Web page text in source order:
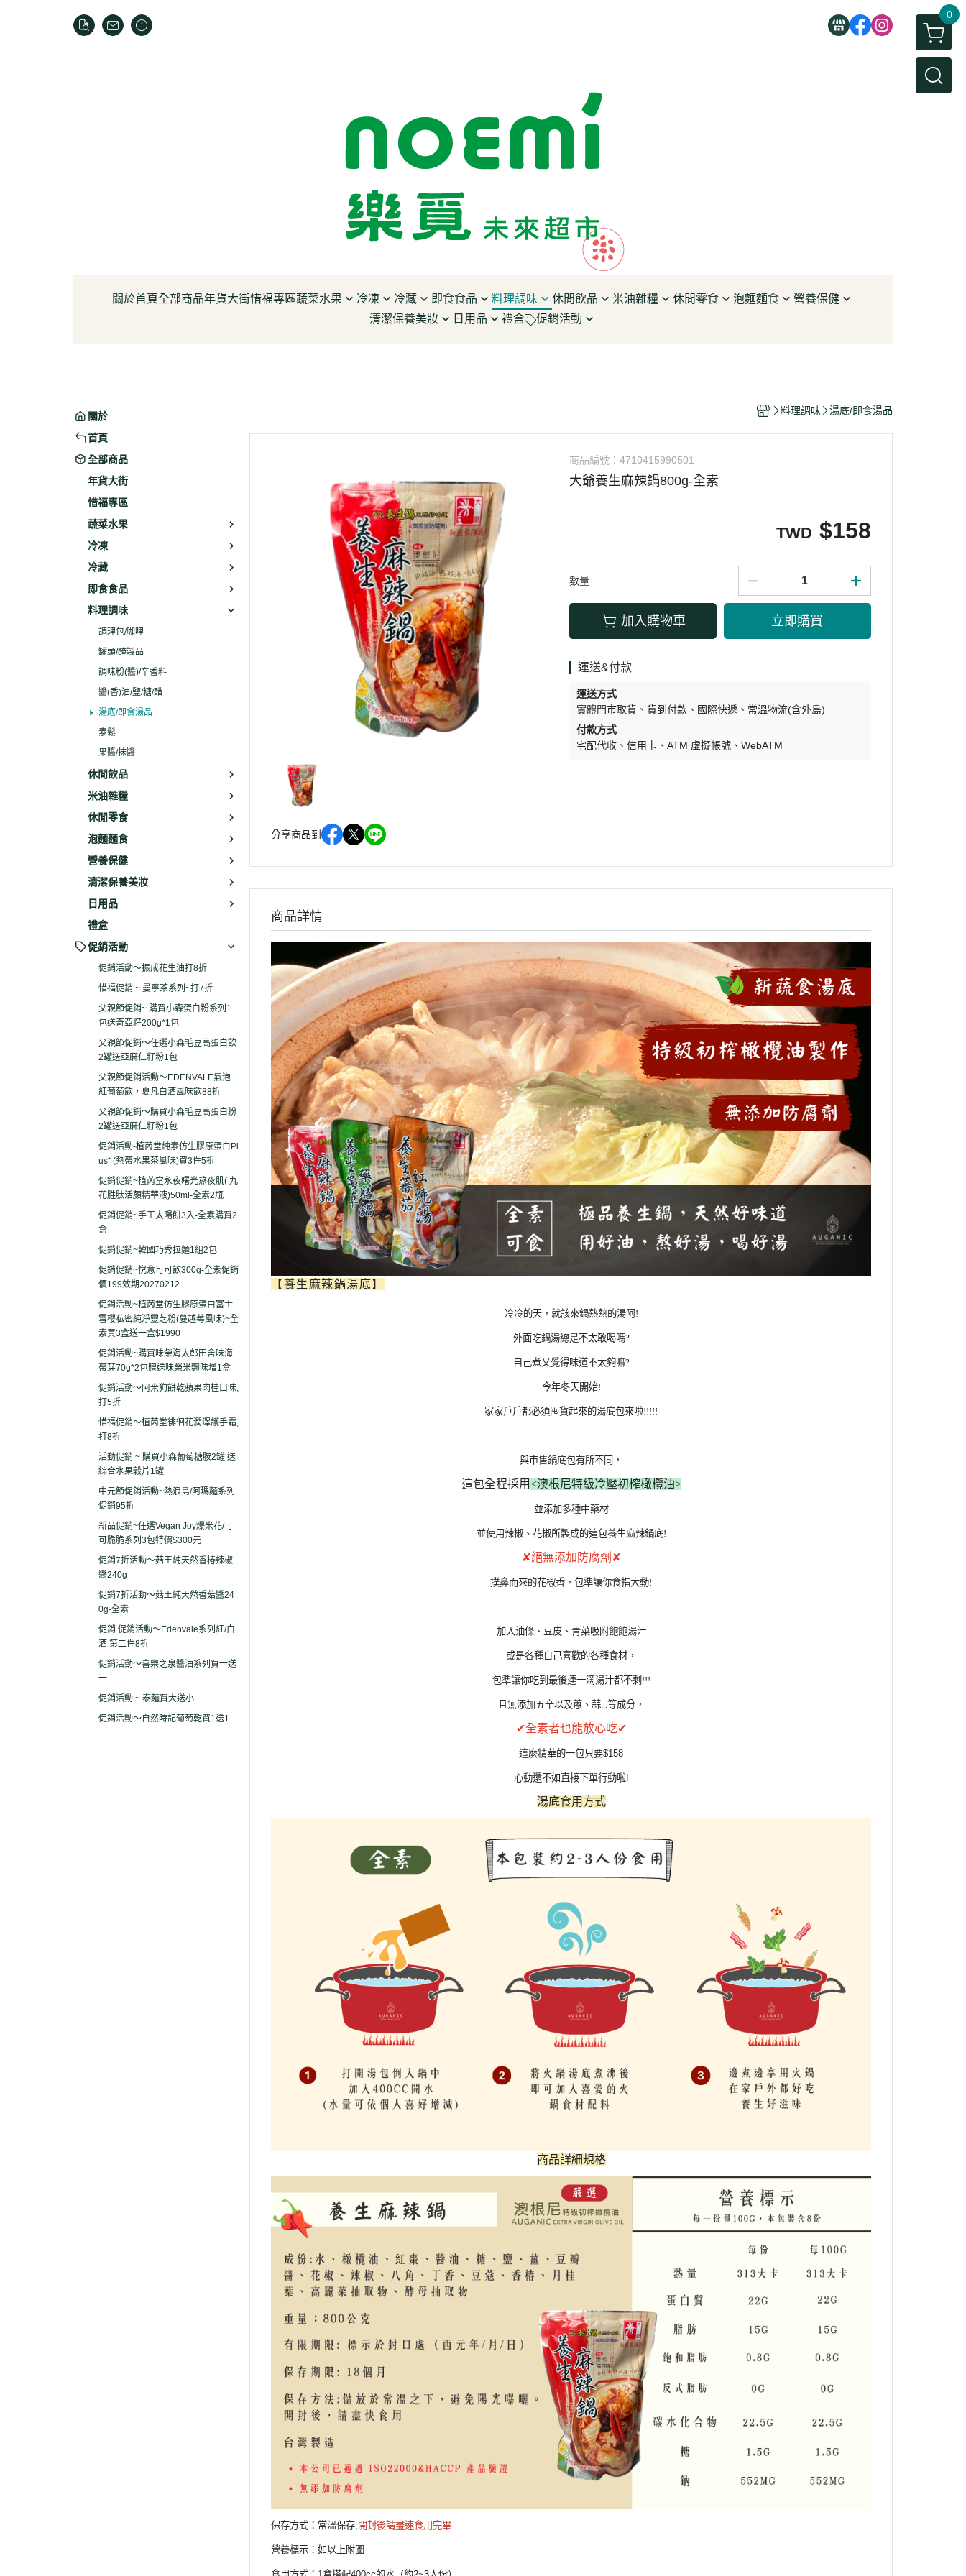
0
關於首頁全部商品年貨大街惜福專區蔬菜水果 冷凍
素食炸(烤)物
素火鍋料/豆製品/蒟蒻
調理品(醬)/湯底/湯品
冷藏 即食食品
高湯/湯底
蒟蒻
料理調味 休閒飲品
無酒精飲料
米油雜糧 休閒零食 泡麵麵食 營養保健
清潔保養美妝 日用品 禮盒 促銷活動
白飲2罐送亞麻仁籽粉1包
父親節促銷活動～EDENVALE
氣泡紅葡萄飲，夏凡白酒風味飲
88折
父親節促銷～購買小森毛豆高蛋
白粉2罐送亞麻仁籽粉1包
促銷活動-植芮堂純素仿生膠原蛋
白Plus⁺ (熱帶水果茶風味)買3件5
折
促銷促銷~植芮堂永夜曙光熬夜
肌( 九花胜肽活顏精華液)50ml-全
素2瓶
促銷促銷~手工太陽餅3入-全素
促銷促銷~韓國巧秀拉麵1組2包
口味,打5折
惜福促銷～植芮堂徘徊花潤澤護
手霜,打8折
活動促銷 ~ 購買小森葡萄糖胺2
罐 送綜合水果穀片1罐
中元節促銷活動~熱浪島/阿瑪麵
系列 促銷95折
新品促銷~任選Vegan Joy爆米
花/可可脆脆系列3包特價$300元
促銷7折活動～菇王純天然香椿
辣椒醬240g
醬240g-全素
促銷 促銷活動～Edenvale系列
紅/白酒 第二件8折
促銷活動～喜樂之泉醬油系列買
促銷活動 ~ 泰麵買大送小
促銷活動～自然時記葡萄乾買1
關於
首頁
全部商品
年貨大街
惜福專區
蔬菜水果
冷凍
冷藏
即食食品
料理調味
調理包/咖哩
罐頭/醃製品
調味粉(醬)/辛香料
醬(香)油/鹽/糖/醋
湯底/即食湯品
素鬆
果醬/抹醬
休閒飲品
米油雜糧
休閒零食
泡麵麵食
營養保健
清潔保養美妝
日用品
禮盒
促銷活動
促銷活動～振成花生油打8折
惜福促銷 ~ 曼寧茶系列~打7折
父親節促銷~ 購買小森蛋白粉系列1
包送奇亞籽200g*1包
父親節促銷～任選小森毛豆高蛋白飲
2罐送亞麻仁籽粉1包
父親節促銷活動～EDENVALE氣泡
紅葡萄飲，夏凡白酒風味飲88折
父親節促銷～購買小森毛豆高蛋白粉
2罐送亞麻仁籽粉1包
促銷活動-植芮堂純素仿生膠原蛋白Pl
us⁺ (熱帶水果茶風味)買3件5折
促銷促銷~植芮堂永夜曙光熬夜肌( 九
花胜肽活顏精華液)50ml-全素2瓶
促銷促銷~手工太陽餅3入-全素購買2
盒
促銷促銷~韓國巧秀拉麵1組2包
促銷促銷~悅意可可飲300g-全素促銷
價199效期20270212
促銷活動~植芮堂仿生膠原蛋白富士
雪櫻私密純淨靈芝粉(蔓越莓風味)~全
素買3盒送一盒$1990
促銷活動~購買味榮海太郎田舍味海
帶芽70g*2包贈送味榮米麴味增1盒
促銷活動～阿米狗餅乾蘋果肉桂口味,
打5折
惜福促銷～植芮堂徘徊花潤澤護手霜,
打8折
活動促銷 ~ 購買小森葡萄糖胺2罐 送
綜合水果穀片1罐
中元節促銷活動~熱浪島/阿瑪麵系列
促銷95折
新品促銷~任選Vegan Joy爆米花/可
可脆脆系列3包特價$300元
促銷7折活動～菇王純天然香椿辣椒
醬240g
促銷7折活動～菇王純天然香菇醬24
0g-全素
促銷 促銷活動～Edenvale系列紅/白
酒 第二件8折
促銷活動～喜樂之泉醬油系列買一送
一
促銷活動 ~ 泰麵買大送小
促銷活動～自然時記葡萄乾買1送1
料理調味 湯底/即食湯品
分享商品到
商品編號：4710415990501
大爺養生麻辣鍋800g-全素
TWD $158
數量
加入購物車 立即購買
運送&付款
運送方式
實體門市取貨
貨到付款 國際快遞
常溫物流(含外島)
付款方式
宅配代收
信用卡 ATM 虛擬帳號 WebATM
商品詳情
【養生麻辣鍋湯底】
冷冷的天，就該來鍋熱熱的湯阿!
外面吃鍋湯總是不太敢喝嗎?
自己煮又覺得味道不太夠嘛?
今年冬天開始!
家家戶戶都必須囤貨起來的湯底包來啦!!!!!
與市售鍋底包有所不同，
這包全程採用 <澳根尼特級冷壓初榨橄欖油>
並添加多種中藥材
並使用辣椒、花椒所製成的這包養生麻辣鍋底!
✘絕無添加防腐劑✘
撲鼻而來的花椒香，包準讓你食指大動!
加入油條、豆皮、 青菜吸附飽飽湯汁
或是各種自己喜歡的各種食材，
包準讓你吃到最後連一滴湯汁都不剩!!!
且無添加五辛以及蔥、蒜...等成分，
✔全素者也能放心吃✔
這麼精華的一包只要$158
心動還不如直接下單行動啦!
湯底食用方式
商品詳細規格
保存方式：常溫保存, 開封後請盡速食用完畢
營養標示：如以上附圖